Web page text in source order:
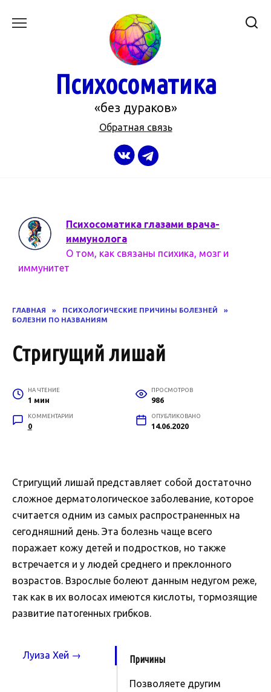
Психосоматика
«без дураков»
Обратная связь
Психосоматика глазами врача-
иммунолога
О том, как связаны психика, мозг и
иммунитет
ГЛАВНАЯ » ПСИХОЛОГИЧЕСКИЕ ПРИЧИНЫ БОЛЕЗНЕЙ
»
БОЛЕЗНИ ПО НАЗВАНИЯМ
Стригущий лишай
НА ЧТЕНИЕ
1 мин
ПРОСМОТРОВ
986
КОММЕНТАРИИ
0
ОПУБЛИКОВАНО
14.06.2020
Стригущий лишай представляет собой достаточно
сложное дерматологическое заболевание, которое
считается одним из самых распространенных на
сегодняшний день. Эта болезнь чаще всего
поражает кожу детей и подростков, но также
встречается и у людей среднего и преклонного
возрастов. Взрослые болеют данным недугом реже,
так как в их волосах имеются кислоты, тормозящие
развитие патогенных грибков.
Луиза Хей → Причины
Позволяете другим